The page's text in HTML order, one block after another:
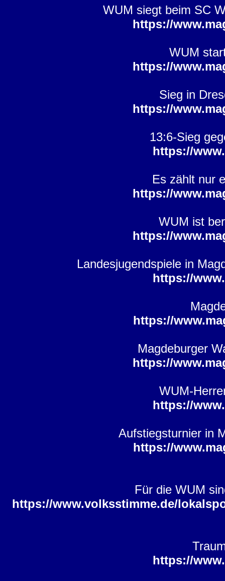
WUM siegt beim SC
https://
WUM
https://
Sieg in
https://
13:6-Sieg
https://
Es zählt nur
https://
WUM ist
https://
Landesjugendspiele in
https://
https://
Magdeburger
https://
WUM-
https://
Aufstiegsturnier in
https://
Für die WUM
https://www.volksstimme.de/
https://